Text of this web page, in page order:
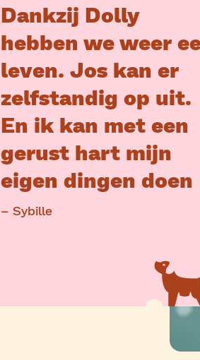
Dankzij Dolly
hebben we weer
leven. Jos kan er
zelfstandig op uit.
En ik kan met een
gerust hart mijn
eigen dingen doen
– Sybille